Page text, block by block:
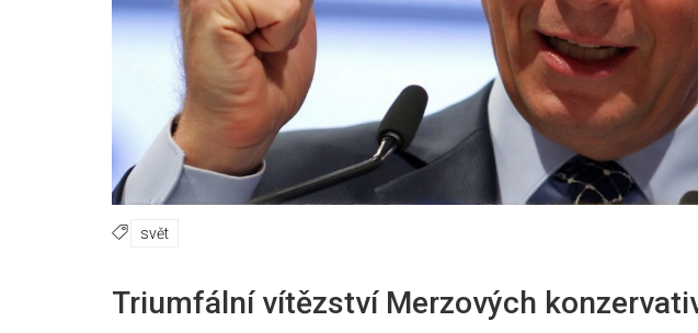
svět
Triumfální vítězství Merzových